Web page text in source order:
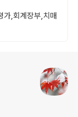
가,회계장부,치매